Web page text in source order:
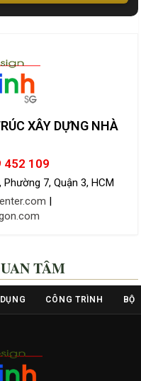
XÂY DỰNG NHÀ
452 109
7, Quận 3, HCM
TÂM
CÔNG TRÌNH BỘ